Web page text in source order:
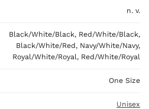
n. v.
Black/White/Black, Red/White/Black,
Black/White/Red, Navy/White/Navy,
Royal/White/Royal, Red/White/Royal
One Size
Unisex